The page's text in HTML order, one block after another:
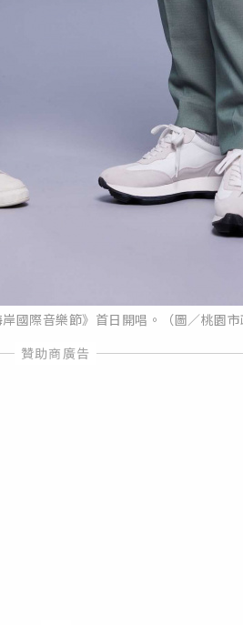
國際音樂節》首日開唱。（圖／桃園市